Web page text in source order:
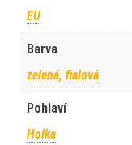
EU
Barva
zelená, fialová
Pohlaví
Holka